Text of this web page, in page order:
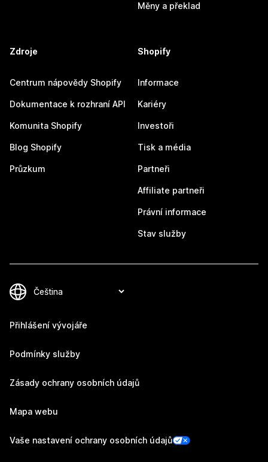
Měny a překlad
Zdroje
Centrum nápovědy Shopify
Dokumentace k rozhraní API
Komunita Shopify
Blog Shopify
Průzkum
Shopify
Informace
Kariéry
Investoři
Tisk a média
Partneři
Affiliate partneři
Právní informace
Stav služby
Přihlášení vývojáře
Podmínky služby
Zásady ochrany osobních údajů
Mapa webu
Vaše nastavení ochrany osobních údajů